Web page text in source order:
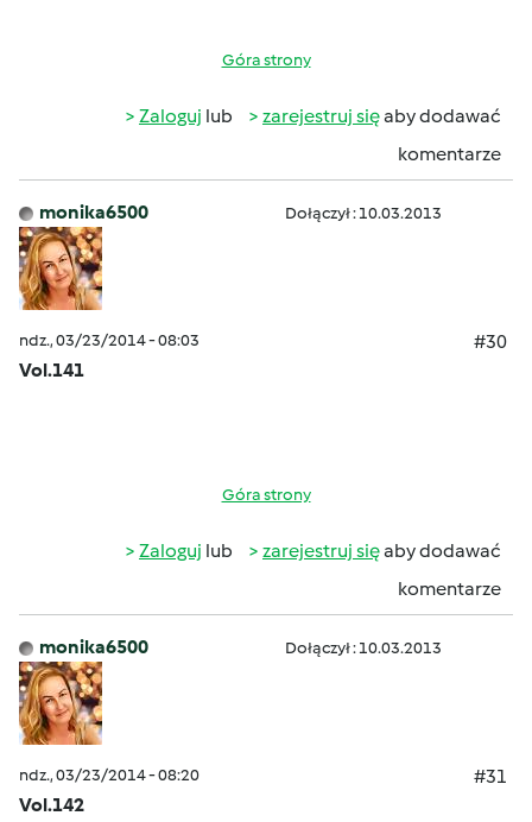
Góra strony
Zaloguj lub zarejestruj sięaby dodawać
komentarze
monika6500 Dołączył : 10.03.2013
ndz., 03/23/2014 - 08:03
#30
Vol.141
Góra strony
Zaloguj lub zarejestruj sięaby dodawać
komentarze
monika6500 Dołączył : 10.03.2013
ndz., 03/23/2014 - 08:20
#31
Vol.142